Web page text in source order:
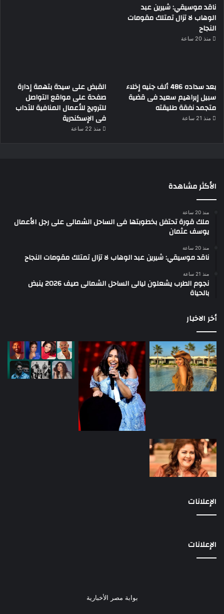
ناقد موسيقي: شيرين عبد
الوهاب لا تزال تمتلك مقومات
النجاح
منذ 20 ساعة
بعد سداده 486 ألف جنيه إخلاء
سبيل إبراهيم سعيد فى قضية
متجمد نفقة طليقته
منذ 21 ساعة
القبض على سيدة بتهمة إدارة
صفحة على مواقع التواصل
للترويج للأعمال المنافية للآداب
فى الإسكندرية
منذ 22 ساعة
الأكثر مشاهدة
منذ 20 ساعة
ملك قورة تحتفل بخطوبتها فى الساحل الشمالى على رجل الأعمال
يوسف عثمان
منذ 20 ساعة
ناقد موسيقي: شيرين عبد الوهاب لا تزال تمتلك مقومات النجاح
منذ 21 ساعة
نجوم الطرب يشعلون ليالى الساحل الشمالى صيف 2026 ينبض
بالحياة
أخر الاخبار
الإعلانات
الإعلانات
بوابة مصر الأخبارية